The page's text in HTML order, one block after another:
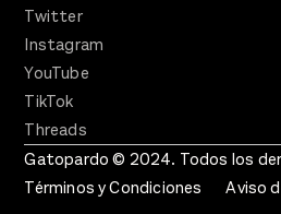
Twitter
Instagram
YouTube
TikTok
Threads
Gatopardo © 2024. Todos los
Términos y Condiciones
Aviso